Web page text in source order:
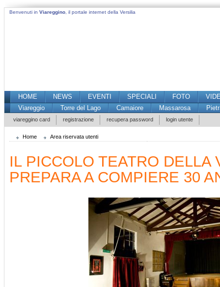
Benvenuti in Viareggino , il portale internet della Versilia
HOME NEWS EVENTI SPECIALI FOTO
Viareggio
Torre del Lago Camaiore Massarosa
viareggino card registrazione recupera password login utente
Home Area riservata utenti
IL PICCOLO TEATRO DELLA
PREPARA A COMPIERE 30